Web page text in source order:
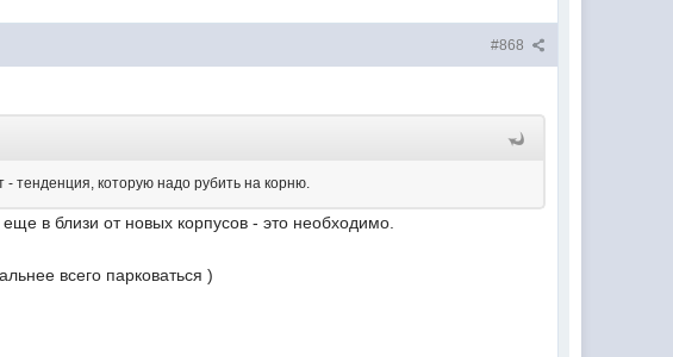
#868
- тенденция, которую надо рубить на корню.
в близи от новых корпусов - это необходимо.
всего парковаться )